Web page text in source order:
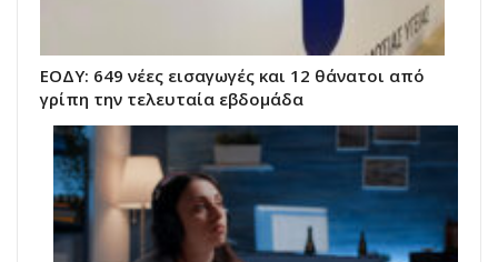
ΕΟΔΥ: 649 νέες εισαγωγές και 12 θάνατοι από
γρίπη την τελευταία εβδομάδα